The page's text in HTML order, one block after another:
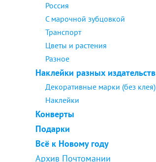
Россия
С марочной зубцовкой
Транспорт
Цветы и растения
Разное
Наклейки разных издательств
Декоративные марки (без клея)
Наклейки
Конверты
Подарки
Всё к Новому году
Архив Почтомании